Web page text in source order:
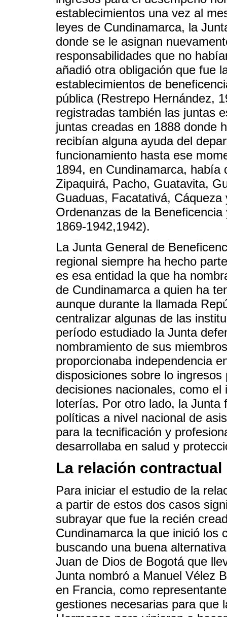
establecimientos una vez al
leyes de Cundinamarca, la
donde se le asignan
responsabilidades que no
añadió otra obligación que fue
establecimientos de
pública (Restrepo Hernández,
registradas también las juntas
juntas creadas en 1888 donde
recibían alguna ayuda del
funcionamiento hasta ese
1894, en Cundinamarca, había
Zipaquirá, Pacho, Guatavita,
Guaduas, Facatativá,
Ordenanzas de la
1869-1942,1942).
La Junta General de
regional siempre ha hecho
es esa entidad la que ha
de Cundinamarca a quien ha
aunque durante la llamada
centralizar algunas de las
período estudiado la Junta
nombramiento de sus
proporcionaba independencia
disposiciones sobre lo
decisiones nacionales, como
loterías. Por otro lado, la Junta
políticas a nivel nacional de
para la tecnificación y
desarrollaba en salud y
La relación contractual
Para iniciar el estudio de la
a partir de estos dos casos
subrayar que fue la recién
Cundinamarca la que inició los
buscando una buena
Juan de Dios de Bogotá que
Junta nombró a Manuel Vélez
en Francia, como
gestiones necesarias para que